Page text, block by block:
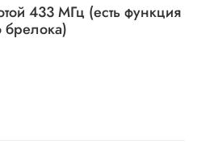
433 МГц (есть функция
брелока)